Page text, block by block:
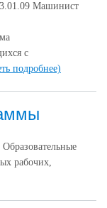
Машинист
с
подробнее)
Образовательные
рабочих,